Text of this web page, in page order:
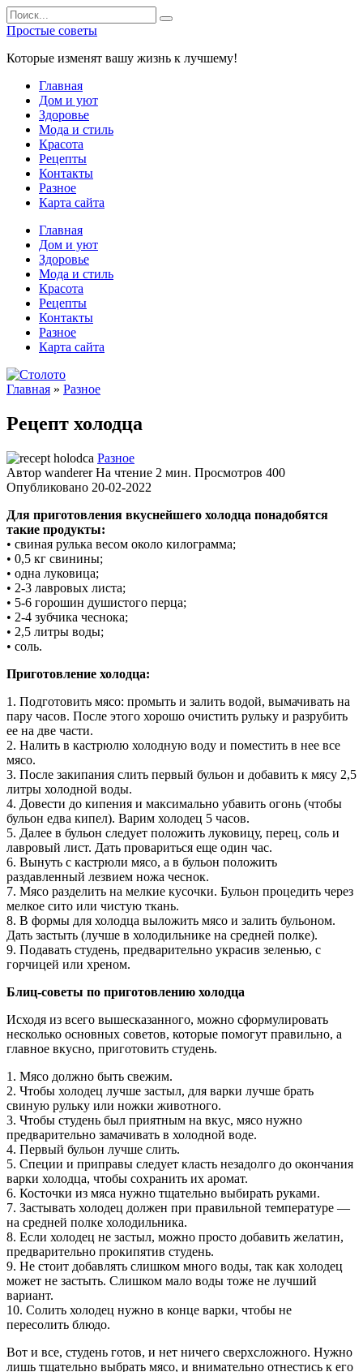
Перейти
к
содержанию
Search
for:
Простые советы
Которые изменят вашу жизнь к лучшему!
Главная
Дом и уют
Здоровье
Мода и стиль
Красота
Рецепты
Контакты
Разное
Карта сайта
Главная
Дом и уют
Здоровье
Мода и стиль
Красота
Рецепты
Контакты
Разное
Карта сайта
Главная » Разное
Рецепт холодца
Разное
Автор wanderer На чтение 2 мин. Просмотров 400
Опубликовано 20-02-2022
Для приготовления вкуснейшего холодца понадобятся
такие продукты:
• свиная рулька весом около килограмма;
• 0,5 кг свинины;
• одна луковица;
• 2-3 лавровых листа;
• 5-6 горошин душистого перца;
• 2-4 зубчика чеснока;
• 2,5 литры воды;
• соль.
Приготовление холодца:
1. Подготовить мясо: промыть и залить водой, вымачивать на
пару часов. После этого хорошо очистить рульку и разрубить
ее на две части.
2. Налить в кастрюлю холодную воду и поместить в нее все
мясо.
3. После закипания слить первый бульон и добавить к мясу 2,5
литры холодной воды.
4. Довести до кипения и максимально убавить огонь (чтобы
бульон едва кипел). Варим холодец 5 часов.
5. Далее в бульон следует положить луковицу, перец, соль и
лавровый лист. Дать провариться еще один час.
6. Вынуть с кастрюли мясо, а в бульон положить
раздавленный лезвием ножа чеснок.
7. Мясо разделить на мелкие кусочки. Бульон процедить через
мелкое сито или чистую ткань.
8. В формы для холодца выложить мясо и залить бульоном.
Дать застыть (лучше в холодильнике на средней полке).
9. Подавать студень, предварительно украсив зеленью, с
горчицей или хреном.
Блиц-советы по приготовлению холодца
Исходя из всего вышесказанного, можно сформулировать
несколько основных советов, которые помогут правильно, а
главное вкусно, приготовить студень.
1. Мясо должно быть свежим.
2. Чтобы холодец лучше застыл, для варки лучше брать
свиную рульку или ножки животного.
3. Чтобы студень был приятным на вкус, мясо нужно
предварительно замачивать в холодной воде.
4. Первый бульон лучше слить.
5. Специи и приправы следует класть незадолго до окончания
варки холодца, чтобы сохранить их аромат.
6. Косточки из мяса нужно тщательно выбирать руками.
7. Застывать холодец должен при правильной температуре —
на средней полке холодильника.
8. Если холодец не застыл, можно просто добавить желатин,
предварительно прокипятив студень.
9. Не стоит добавлять слишком много воды, так как холодец
может не застыть. Слишком мало воды тоже не лучший
вариант.
10. Солить холодец нужно в конце варки, чтобы не
пересолить блюдо.
Вот и все, студень готов, и нет ничего сверхсложного. Нужно
лишь тщательно выбрать мясо, и внимательно отнестись к его